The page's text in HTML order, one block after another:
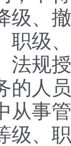
级、
职级
规
的人
从事
级、